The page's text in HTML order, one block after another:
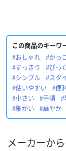
この商品のキーワ
#おしゃれ #かっ
#すっきり
#ぴっ
#シンプル
#スタ
#使いやすい
#便
#小さい
#手頃 #
#細かい
#華やか
メーカーか